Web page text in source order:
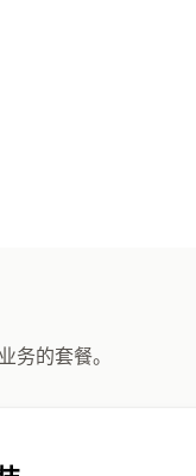
务的套餐。